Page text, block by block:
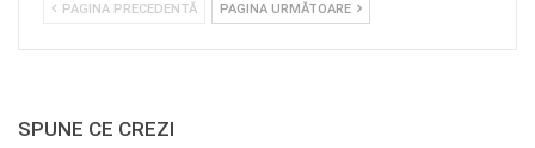
PAGINA PRECEDENTĂ PAGINA URMĂTOARE
SPUNE CE CREZI